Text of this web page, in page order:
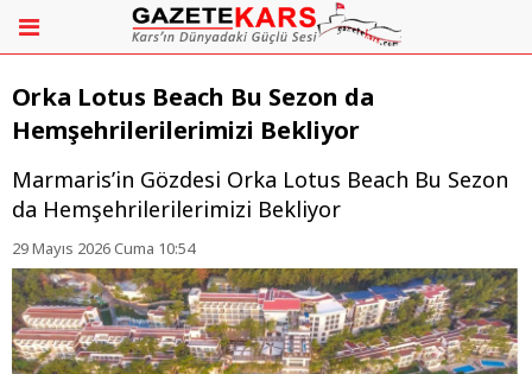
Orka Lotus Beach Bu Sezon da
Hemşehrilerilerimizi Bekliyor
Marmaris’in Gözdesi Orka Lotus Beach Bu Sezon
da Hemşehrilerilerimizi Bekliyor
29 Mayıs 2026 Cuma 10:54